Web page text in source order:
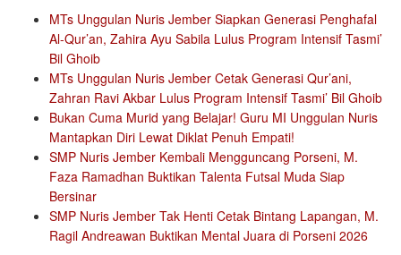
MTs Unggulan Nuris Jember Siapkan Generasi Penghafal
Al-Qur’an, Zahira Ayu Sabila Lulus Program Intensif Tasmi’
Bil Ghoib
MTs Unggulan Nuris Jember Cetak Generasi Qur’ani,
Zahran Ravi Akbar Lulus Program Intensif Tasmi’ Bil Ghoib
Bukan Cuma Murid yang Belajar! Guru MI Unggulan Nuris
Mantapkan Diri Lewat Diklat Penuh Empati!
SMP Nuris Jember Kembali Mengguncang Porseni, M.
Faza Ramadhan Buktikan Talenta Futsal Muda Siap
Bersinar
SMP Nuris Jember Tak Henti Cetak Bintang Lapangan, M.
Ragil Andreawan Buktikan Mental Juara di Porseni 2026